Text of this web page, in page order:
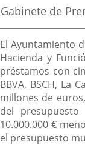
la
noticia
Fuente
la
noticia
Gabinete de
Descripción
El Ayuntamiento
Hacienda y
préstamos con
BBVA, BSCH, La
millones de
del
10.000.000 €
el presupuesto